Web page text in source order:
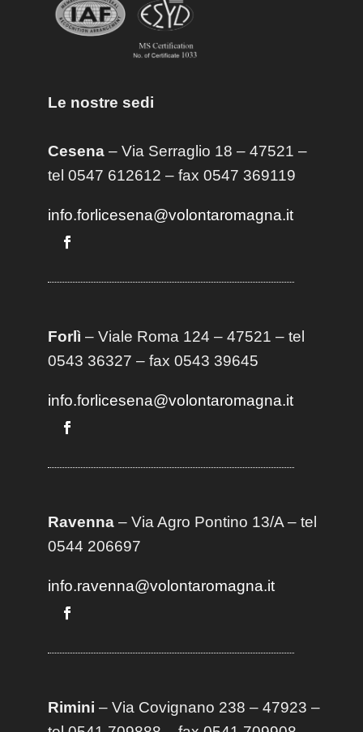
Le nostre sedi
Cesena– Via Serraglio 18 – 47521 –
tel 0547 612612 – fax 0547 369119
info.forlicesena@volontaromagna.it
Forlì – Viale Roma 124 – 47521 – tel
0543 36327 – fax 0543 39645
info.forlicesena@volontaromagna.it
Ravenna– Via Agro Pontino 13/A– tel
0544 206697
info.ravenna@volontaromagna.it
Rimini – Via Covignano 238 – 47923 –